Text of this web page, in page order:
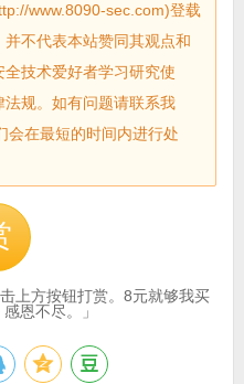
www.8090-sec.com)登载
不代表本站赞同其观点和
技术爱好者学习研究使
规。如有问题请联系我
会在最短的时间内进行处
上方按钮打赏。8元就够我买
恩不尽。」